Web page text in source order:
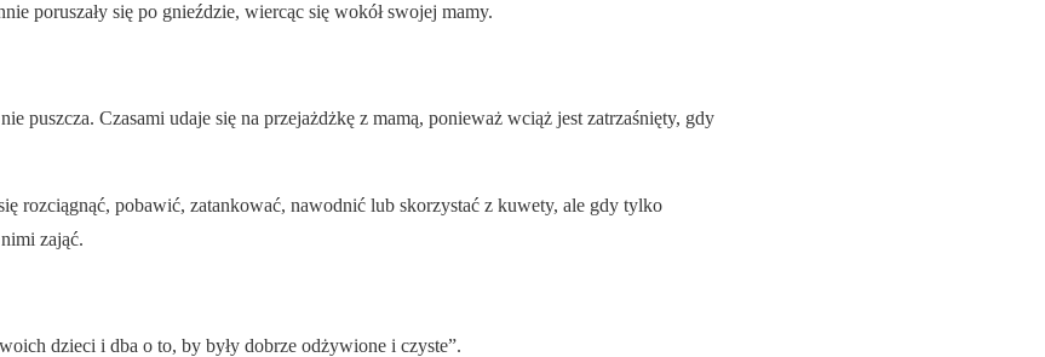
poruszały się po gnieździe, wiercąc się wokół swojej mamy.
puszcza. Czasami udaje się na przejażdżkę z mamą, ponieważ wciąż jest zatrzaśnięty, gdy
rozciągnąć, pobawić, zatankować, nawodnić lub skorzystać z kuwety, ale gdy tylko
zająć.
dzieci i dba o to, by były dobrze odżywione i czyste”.